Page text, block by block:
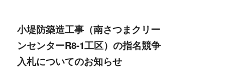
小堤防築造工事（南さつまクリー
ンセンターR8-1工区）の指名競争
入札についてのお知らせ